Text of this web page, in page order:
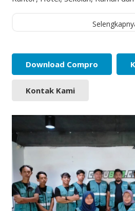
Download Compro
Kontak Kami